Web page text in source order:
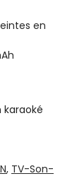
en
karaoké
, TV-Son-